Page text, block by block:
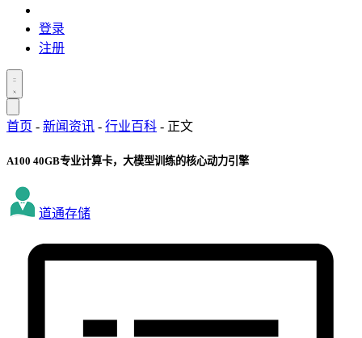
登录
注册
首页 - 新闻资讯 - 行业百科 - 正文
A100 40GB专业计算卡，大模型训练的核心动力引擎
道通存储